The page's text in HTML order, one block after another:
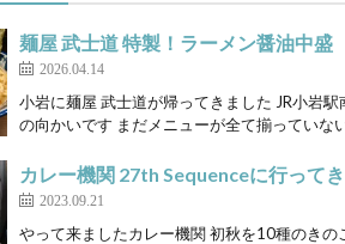
麺屋 武士道 特製！ラーメン醤油中盛
2026.04.14
小岩に麺屋 武士道が帰ってきました JR小岩
の向かいです まだメニューが全て揃っていな
カレー機関 27th Sequenceに行って
2023.09.21
やって来ましたカレー機関 初秋を10種のき